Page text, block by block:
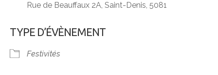
Rue de Beauffaux 2A, Saint-Denis, 5081
TYPE D’ÉVÈNEMENT
Festivités